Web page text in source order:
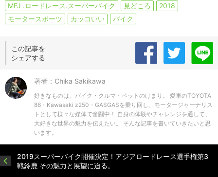
MFJ .ロードレース.スーパーバイク 見どころ
2018
モータースポーツ
カッコいい バイク
この記事を
シェアする
著者：Chika Sakikawa
好きなものは、バイク・クルマ・ペットのけまり。 愛車のTOYOTA
86・Kawasaki z250・GASGASを乗り回し、モータージャーナリス
トとして様々な媒体で奮闘中！ 自身の体験やチャレンジを通して、
大好きな世界の魅力を伝えたい。 そんな記事を書いていきたいと思
います。
2019スーパーバイク開催決定！アジアロードレース選手権第3
戦鈴鹿 その魅力と展望に迫る。